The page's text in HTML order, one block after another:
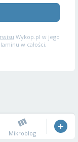
Wykop.pl w jego
w całości,
Mikroblog